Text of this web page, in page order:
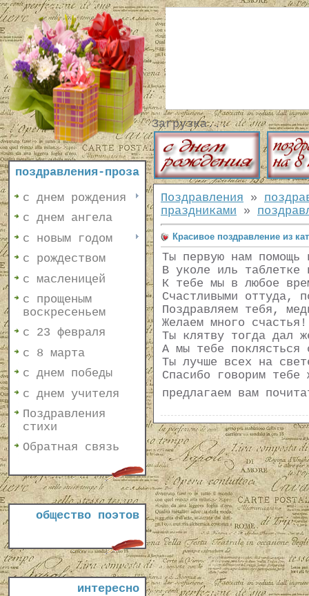
поздравления-проза
с днем рождения
с днем ангела
с новым годом
с рождеством
с масленицей
с прощеным
воскресеньем
с 23 февраля
с 8 марта
с днем победы
с днем учителя
Поздравления
стихи
Обратная связь
общество поэтов
интересно
Загрузка...
Поздравления »
праздниками »
Красивое поздравление из
Ты первую нам помощь
В уколе иль таблетке
К тебе мы в любое
Счастливыми оттуда,
Поздравляем тебя,
Желаем много
Ты клятву тогда дал
А мы тебе поклясться
Ты лучше всех на
Спасибо говорим
предлагаем вам